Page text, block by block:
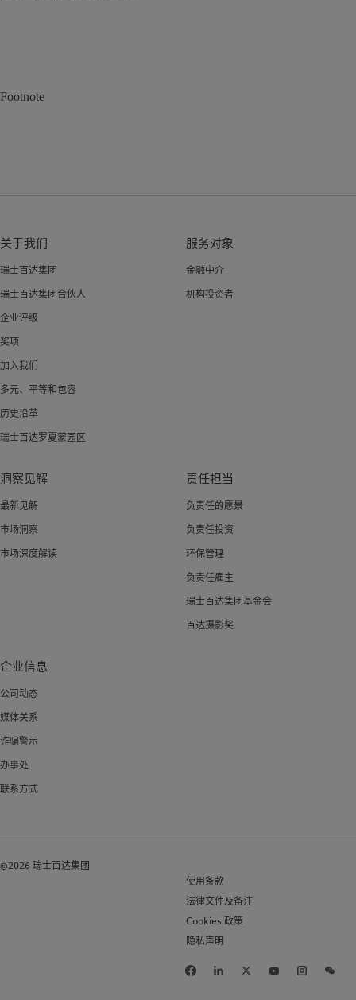
Footnote
关于我们
瑞士百达集团
瑞士百达集团合伙人
企业评级
奖项
加入我们
多元、平等和包容
历史沿革
瑞士百达罗夏蒙园区
服务对象
金融中介
机构投资者
洞察见解
最新见解
市场洞察
市场深度解读
责任担当
负责任的愿景
负责任投资
环保管理
负责任雇主
瑞士百达集团基金会
百达摄影奖
企业信息
公司动态
媒体关系
诈骗警示
办事处
联系方式
©2026 瑞士百达集团
使用条款
法律文件及备注
Cookies 政策
隐私声明